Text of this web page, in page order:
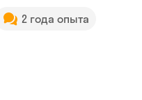
2 года опыта